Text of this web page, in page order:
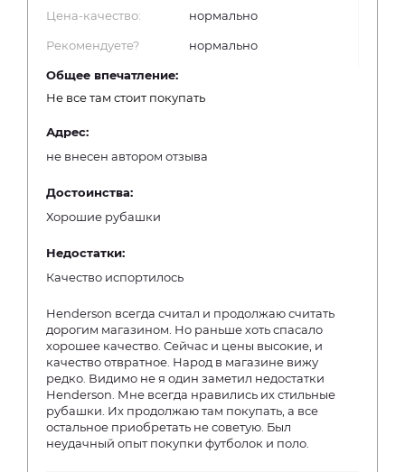
Цена-качество: нормально
Рекомендуете? нормально
Общее впечатление:
Не все там стоит покупать
Адрес:
не внесен автором отзыва
Достоинства:
Хорошие рубашки
Недостатки:
Качество испортилось
Henderson всегда считал и продолжаю считать
дорогим магазином. Но раньше хоть спасало
хорошее качество. Сейчас и цены высокие, и
качество отвратное. Народ в магазине вижу
редко. Видимо не я один заметил недостатки
Henderson. Мне всегда нравились их стильные
рубашки. Их продолжаю там покупать, а все
остальное приобретать не советую. Был
неудачный опыт покупки футболок и поло.